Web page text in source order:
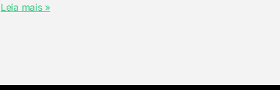
Leia mais »